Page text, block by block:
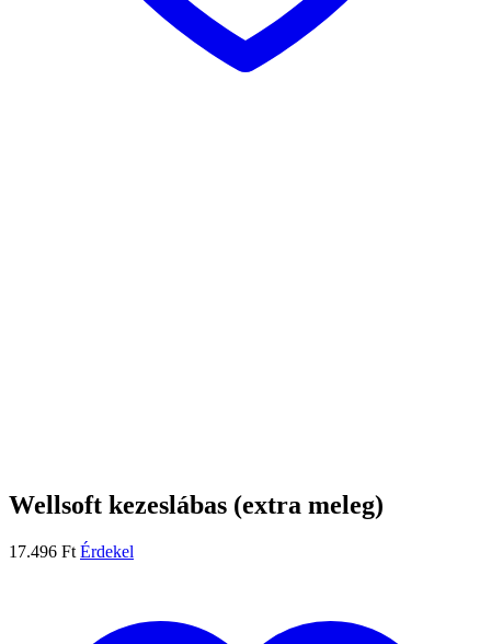
Wellsoft kezeslábas (extra meleg)
17.496 Ft Érdekel